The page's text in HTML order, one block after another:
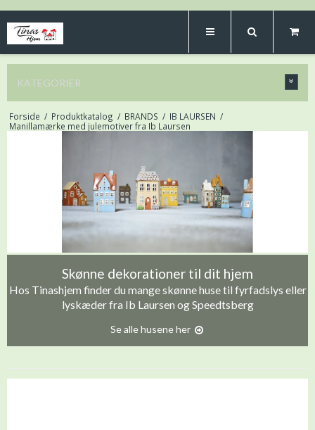
KATEGORIER
Forside / Produktkatalog / BRANDS / IB LAURSEN /
Manillamærke med julemotiver fra Ib Laursen
Skønne dekorationer til dit hjem
Hos Tinashjem finder du mange skønne huse til fyrfadslys eller
lyskæder fra Ib Laursen og Speedtsberg
Se alle husene her